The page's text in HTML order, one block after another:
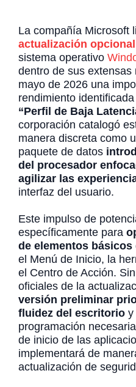
La compañía Microsoft
actualización
sistema operativo
dentro de sus
mayo de 2026 una
rendimiento
“Perfil de Baja
corporación catalogó
manera discreta como
paquete de datos
del procesador
agilizar las
interfaz del usuario.
Este impulso de
específicamente para
de elementos básicos
el Menú de Inicio, la
el Centro de Acción.
oficiales de la
versión preliminar
fluidez del escritorio y
programación
de inicio de las
implementará de
actualización de